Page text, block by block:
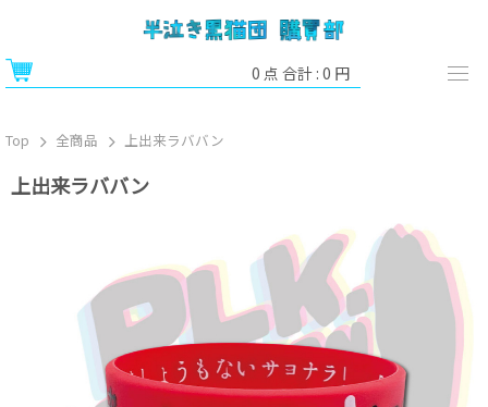
0 点 合計 : 0 円
Top 全商品 上出来ラババン
上出来ラババン